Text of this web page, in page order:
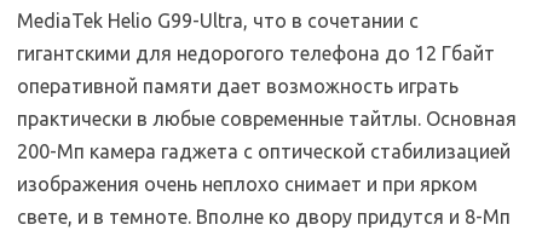
MediaTek Helio G99-Ultra, что в сочетании с
гигантскими для недорогого телефона до 12 Гбайт
оперативной памяти дает возможность играть
практически в любые современные тайтлы. Основная
200-Мп камера гаджета с оптической стабилизацией
изображения очень неплохо снимает и при ярком
свете, и в темноте. Вполне ко двору придутся и 8-Мп